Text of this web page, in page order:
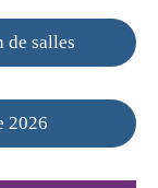
de salles
2026